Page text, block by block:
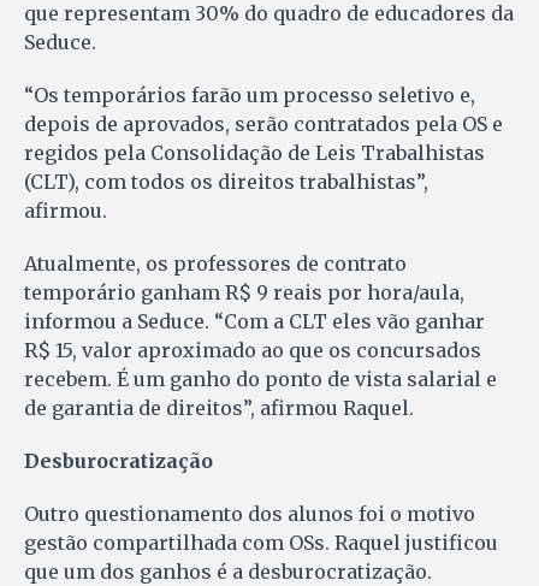
que representam 30% do quadro de educadores da
Seduce.
“Os temporários farão um processo seletivo e,
depois de aprovados, serão contratados pela OS e
regidos pela Consolidação de Leis Trabalhistas
(CLT), com todos os direitos trabalhistas”,
afirmou.
Atualmente, os professores de contrato
temporário ganham R$ 9 reais por hora/aula,
informou a Seduce. “Com a CLT eles vão ganhar
R$ 15, valor aproximado ao que os concursados
recebem. É um ganho do ponto de vista salarial e
de garantia de direitos”, afirmou Raquel.
Desburocratização
Outro questionamento dos alunos foi o motivo
gestão compartilhada com OSs. Raquel justificou
que um dos ganhos é a desburocratização.